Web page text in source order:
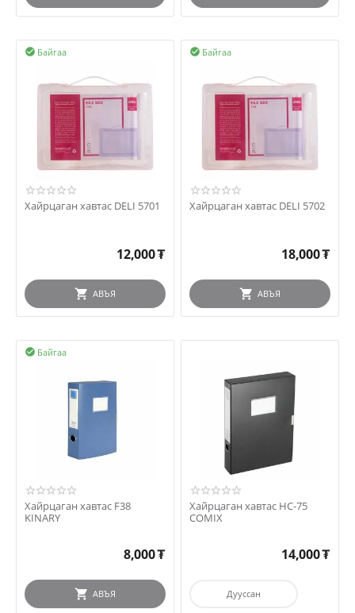
Байгаа

Хайрцаган хавтас DELI 5701
12,000₮
АВЪЯ
Байгаа

Хайрцаган хавтас DELI 5702
18,000₮
АВЪЯ
Байгаа

Хайрцаган хавтас F38
KINARY
8,000₮
АВЪЯ
Хайрцаган хавтас HC-75
COMIX
14,000₮
Дууссан